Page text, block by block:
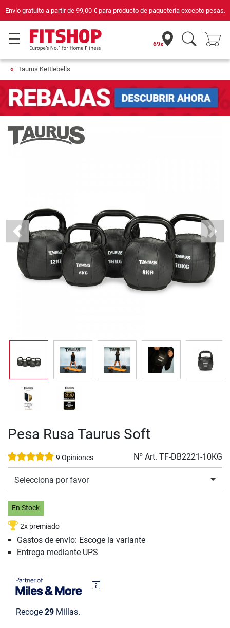
pesas. Compra con seguridad en Fitshop, comercio con sello de
69x
Taurus Kettlebells
Previous Next
Pesa Rusa Taurus Soft
9 Opiniones Nº Art. TF-DB2221-10KG
Selecciona por favor
En Stock
2x premiado
Gastos de envío: Escoge la variante
Entrega mediante UPS
Recoge 29 Millas.